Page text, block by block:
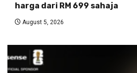
harga dari RM 699 sahaja
August 5, 2026